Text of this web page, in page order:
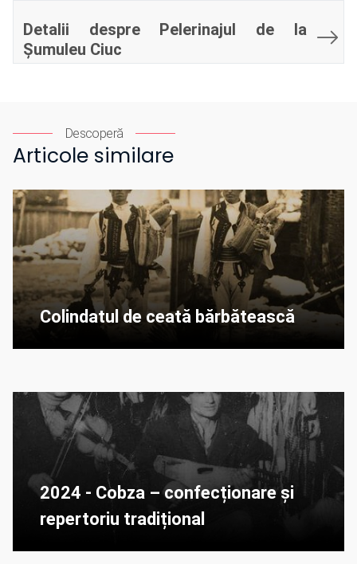
Detalii despre Pelerinajul de la
Șumuleu Ciuc
Descoperă
Articole similare
Colindatul de ceată bărbătească
2024 - Cobza – confecționare și
repertoriu tradițional